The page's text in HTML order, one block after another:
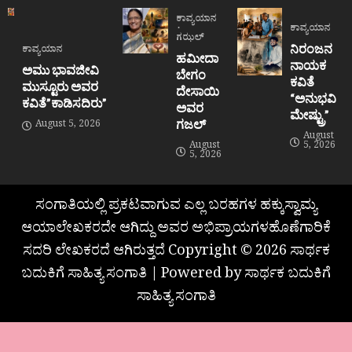
ಕಾವ್ಯಯಾನ
ಅಮು ಭಾವಜೀವಿ
ಮುಸ್ಟೂರು ಅವರ
ಕವಿತೆ”ಕಾಡಿಸದಿರು”
August 5, 2026
ಕಾವ್ಯಯಾನ
ಗಝಲ್
ಹಮೀದಾ
ಬೇಗಂ
ದೇಸಾಯಿ
ಅವರ
ಗಜಲ್
August
5, 2026
ಕಾವ್ಯಯಾನ
ನಿರಂಜನ
ನಾಯಕ
ಕವಿತೆ
“ಅನುಭವಿ
ಮೇಷ್ಟ್ರು”
August
5, 2026
ಸಂಗಾತಿಯಲ್ಲಿ ಪ್ರಕಟವಾಗುವ ಎಲ್ಲ ಬರಹಗಳ ಹಕ್ಕುಸ್ವಾಮ್ಯ
ಆಯಾಲೇಖಕರದೇ ಆಗಿದ್ದು ಅವರ ಅಭಿಪ್ರಾಯಗಳಹೊಣೆಗಾರಿಕೆ
ಸದರಿ ಲೇಖಕರದೆ ಆಗಿರುತ್ತದೆ Copyright © 2026 ಸಾರ್ಥಕ
ಬದುಕಿಗೆ ಸಾಹಿತ್ಯ ಸಂಗಾತಿ | Powered by ಸಾರ್ಥಕ ಬದುಕಿಗೆ
ಸಾಹಿತ್ಯ ಸಂಗಾತಿ